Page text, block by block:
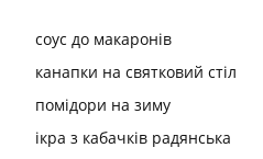
соус до макаронів
канапки на святковий стіл
помідори на зиму
ікра з кабачків радянська